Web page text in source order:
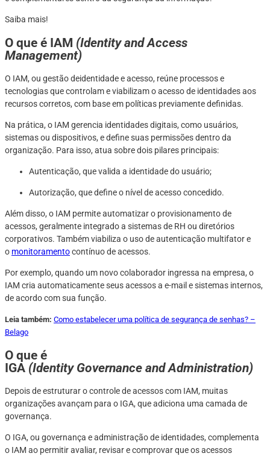
Saiba mais!
O que é IAM (Identity and Access
Management)
O IAM, ou gestão deidentidade e acesso, reúne processos e
tecnologias que controlam e viabilizam o acesso de identidades aos
recursos corretos, com base em políticas previamente definidas.
Na prática, o IAM gerencia identidades digitais, como usuários,
sistemas ou dispositivos, e define suas permissões dentro da
organização. Para isso, atua sobre dois pilares principais:
Autenticação, que valida a identidade do usuário;
Autorização, que define o nível de acesso concedido.
Além disso, o IAM permite automatizar o provisionamento de
acessos, geralmente integrado a sistemas de RH ou diretórios
corporativos. Também viabiliza o uso de autenticação multifator e
o monitoramentocontínuo de acessos.
Por exemplo, quando um novo colaborador ingressa na empresa, o
IAM cria automaticamente seus acessos a e-mail e sistemas internos,
de acordo com sua função.
Leia também: Como estabelecer uma política de segurança de senhas? –
Belago
O que é
IGA (Identity Governance and Administration)
Depois de estruturar o controle de acessos com IAM, muitas
organizações avançam para o IGA, que adiciona uma camada de
governança.
O IGA, ou governança e administração de identidades, complementa
o IAM ao permitir avaliar, revisar e comprovar que os acessos